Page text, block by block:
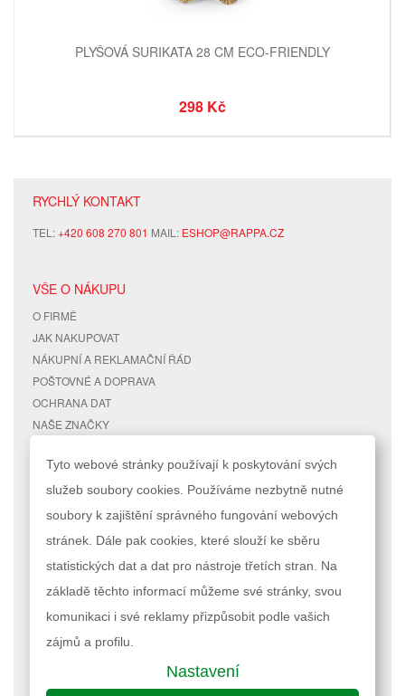
PLYŠOVÁ SURIKATA 28 CM ECO-FRIENDLY
298 Kč
RYCHLÝ KONTAKT
TEL:+420 608 270 801 MAIL: ESHOP@RAPPA.CZ
VŠE O NÁKUPU
O FIRMĚ
JAK NAKUPOVAT
NÁKUPNÍ A REKLAMAČNÍ ŘÁD
POŠTOVNÉ A DOPRAVA
OCHRANA DAT
NAŠE ZNAČKY
RYCHLÉ ODKAZY
MAPA STRÁNEK
VYHLEDÁVANÉ TERMÍNY
POKROČILÉ VYHLEDÁVÁNÍ
ÚČET
MŮJ ÚČET
STAV OBJEDNÁVKY
Podle zákona o evidenci tržeb je prodávající povinen vystavit kupujícímu
účtenku. Zároveň je povinen zaevidovat přijatou tržbu u správce daně
Nastavení cookies| © 2023 RAPPA.cz
Tyto webové stránky používají k poskytování svých
služeb soubory cookies. Používáme nezbytně nutné
soubory k zajištění správného fungování webových
stránek. Dále pak cookies, které slouží ke sběru
statistických dat a dat pro nástroje třetích stran. Na
základě těchto informací můžeme své stránky, svou
komunikaci i své reklamy přizpůsobit podle vašich
zájmů a profilu.
Nastavení